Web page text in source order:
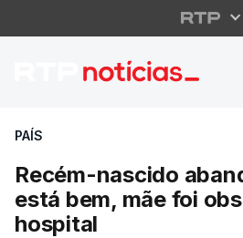
Recém-
PAÍS
Recém-nascido
está bem, mãe foi
hospital